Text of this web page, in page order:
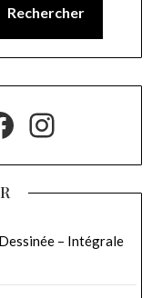
Rechercher
– Intégrale